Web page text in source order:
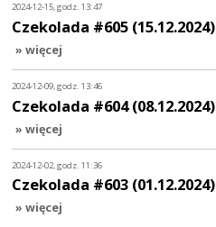
2024-12-15, godz. 13:47
Czekolada #605 (15.12.2024)
» więcej
2024-12-09, godz. 13:46
Czekolada #604 (08.12.2024)
» więcej
2024-12-02, godz. 11:36
Czekolada #603 (01.12.2024)
» więcej